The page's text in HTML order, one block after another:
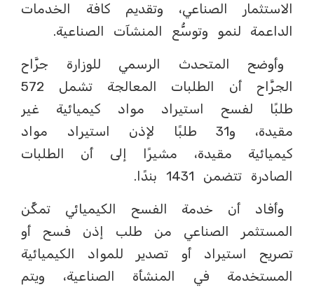
الاستثمار الصناعي، وتقديم كافة الخدمات
الداعمة لنمو وتوسُّع المنشآت الصناعية.
وأوضح المتحدث الرسمي للوزارة جرَّاح
الجرَّاح أن الطلبات المعالجة تشمل 572
طلبًا لفسح استيراد مواد كيميائية غير
مقيدة، و31 طلبًا لإذن استيراد مواد
كيميائية مقيدة، مشيرًا إلى أن الطلبات
الصادرة تتضمن 1431 بندًا.
وأفاد أن خدمة الفسح الكيميائي تمكِّن
المستثمر الصناعي من طلب إذن فسح أو
تصريح استيراد أو تصدير للمواد الكيميائية
المستخدمة في المنشأة الصناعية، ويتم